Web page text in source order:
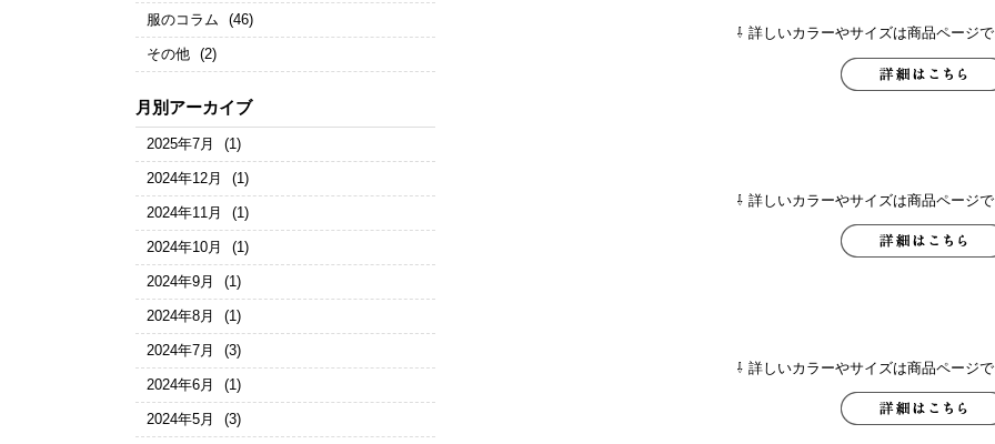
⇩ 詳しいカラーやサイズは商品ページ
⇩ 詳しいカラーやサイズは商品ページ
⇩ 詳しいカラーやサイズは商品ページ
服のコラム (46)
その他 (2)
月別アーカイブ
2025年7月 (1)
2024年12月 (1)
2024年11月 (1)
2024年10月 (1)
2024年9月 (1)
2024年8月 (1)
2024年7月 (3)
2024年6月 (1)
2024年5月 (3)